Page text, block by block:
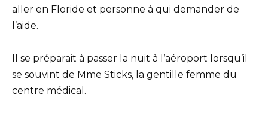
aller en Floride et personne à qui demander de
l’aide.
Il se préparait à passer la nuit à l’aéroport lorsqu’il
se souvint de Mme Sticks, la gentille femme du
centre médical.